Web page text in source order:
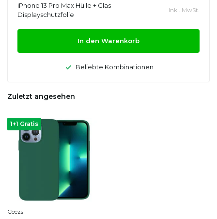
iPhone 13 Pro Max Hülle + Glas
Displayschutzfolie
Inkl. MwSt.
In den Warenkorb
Beliebte Kombinationen
Zuletzt angesehen
1+1 Gratis
Ceezs